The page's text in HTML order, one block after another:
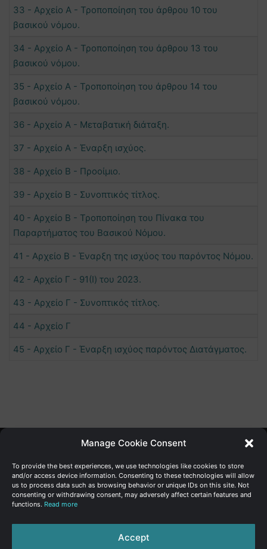
Manage Cookie Consent
To provide the best experiences, we use technologies like cookies to store
and/or access device information. Consenting to these technologies will allow
us to process data such as browsing behavior or unique IDs on this site. Not
consenting or withdrawing consent, may adversely affect certain features and
functions. Read more
Accept
33 - Αρχείο Α - Τροποποίηση του άρθρου 10 του
βασικού νόμου.
34 - Αρχείο Α - Τροποποίηση του άρθρου 13 του
βασικού νόμου.
35 - Αρχείο Α - Τροποποίηση του άρθρου 14 του
βασικού νόμου.
36 - Αρχείο Α - Μεταβατική διάταξη.
37 - Αρχείο Α - Έναρξη ισχύος.
38 - Αρχείο Β - Προοίμιο.
39 - Αρχείο Β - Συνοπτικός τίτλος.
40 - Αρχείο Β - Τροποποίηση του Πίνακα του
Παραρτήματος του Βασικού Νόμου.
41 - Αρχείο Β - Έναρξη της ισχύος του παρόντος Νόμου.
42 - Αρχείο Γ - 91(Ι) του 2023.
43 - Αρχείο Γ - Συνοπτικός τίτλος.
44 - Αρχείο Γ
45 - Αρχείο Γ - Έναρξη ισχύος παρόντος Διατάγματος.
Γενική Διεύθυνση Ανάπτυξης
Υπουργείο Οικονομικών | Κυπριακή Δημοκρατία
Ιστ: